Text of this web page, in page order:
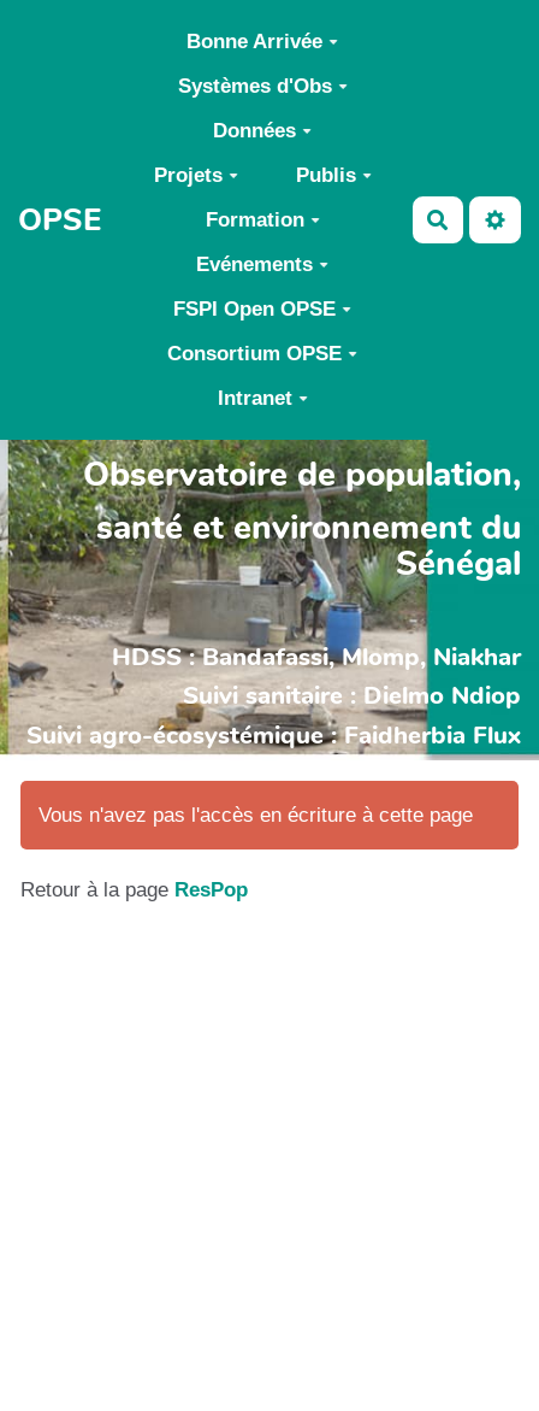
Aller au contenu principal
OPSE
Bonne Arrivée
Systèmes d'Obs
Données
Projets
Publis
Formation
Evénements
FSPI Open OPSE
Consortium OPSE
Intranet
Observatoire de population,
santé et environnement du
Sénégal
HDSS : Bandafassi, Mlomp, Niakhar
Suivi sanitaire : Dielmo Ndiop
Suivi agro-écosystémique : Faidherbia Flux
Vous n'avez pas l'accès en écriture à cette page
Retour à la page ResPop